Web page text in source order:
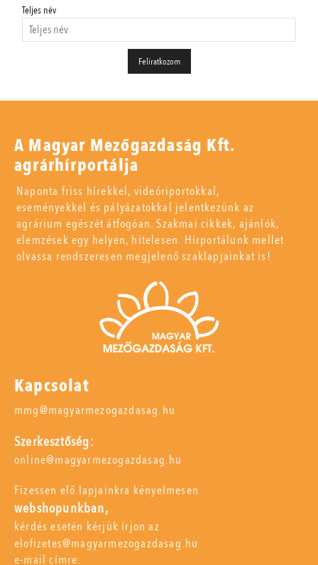
Teljes név
A Magyar Mezőgazdaság Kft.
agrárhírportálja
Naponta friss hírekkel, videóriportokkal,
eseményekkel és pályázatokkal jelentkezünk az
agrárium egészét átfogóan. Szakmai cikkek, ajánlók,
elemzések egy helyen, hitelesen. Hírportálunk mellet
olvassa rendszeresen megjelenő szaklapjainkat is!
Kapcsolat
mmg@magyarmezogazdasag.hu
Szerkesztőség:
online@magyarmezogazdasag.hu
Fizessen elő lapjainkra kényelmesen
webshopunkban,
kérdés esetén kérjük írjon az
elofizetes@magyarmezogazdasag.hu
e-mail címre.